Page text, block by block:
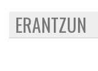
ERANTZUN